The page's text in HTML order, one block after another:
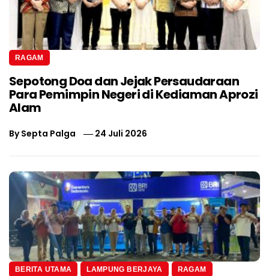
RAGAM
Sepotong Doa dan Jejak Persaudaraan
Para Pemimpin Negeri di Kediaman Aprozi
Alam
BySepta Palga 24 Juli 2026
BERITA UTAMA LAMPUNG BERJAYA RAGAM